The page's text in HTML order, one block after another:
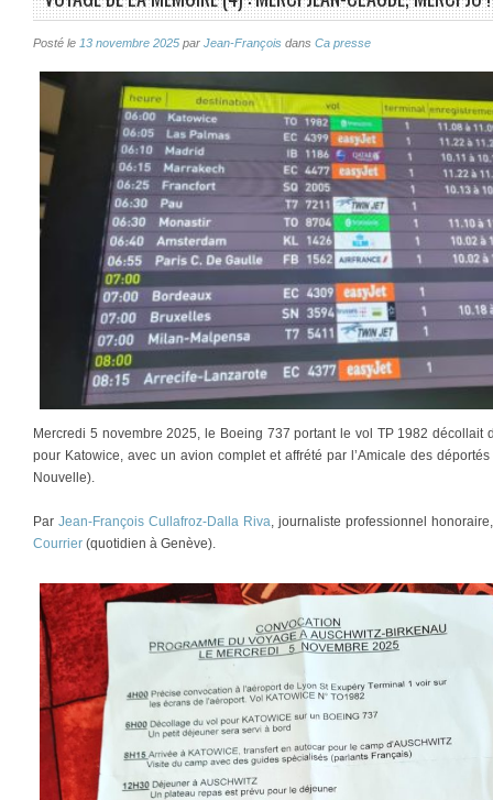
Posté le 13 novembre 2025 par Jean-François dans Ca presse
Mercredi 5 novembre 2025, le Boeing 737 portant le vol TP 1982 décollait
pour Katowice, avec un avion complet et affrété par l’Amicale des
Nouvelle).
Par Jean-François Cullafroz-Dalla Riva , journaliste professionnel
Courrier (quotidien à Genève).